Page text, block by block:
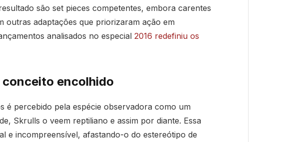
são set pieces competentes, embora carentes
outras adaptações que priorizaram ação em
analisados no especial 2016 redefiniu os
encolhido
é percebido pela espécie observadora como um
Skrulls o veem reptiliano e assim por diante. Essa
e incompreensível, afastando-o do estereótipo de